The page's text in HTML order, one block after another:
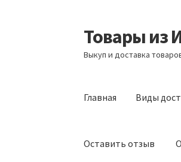
Перейти
к
навигации
Перейти
к
содержимому
Товары из
Выкуп и доставка
Главная Виды
Оставить отзыв